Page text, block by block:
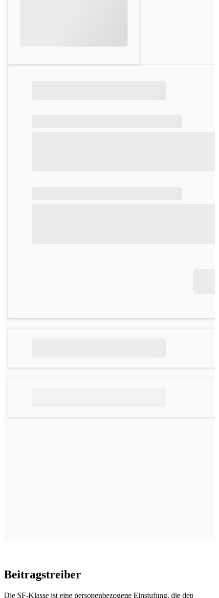
Beitragstreiber
Die SF‑Klasse ist eine personenbezogene Einstufung, die den